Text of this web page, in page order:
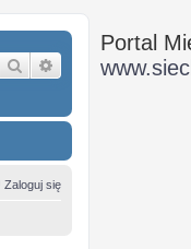
Szukaj Wyszukiwanie
Zaloguj się
Portal